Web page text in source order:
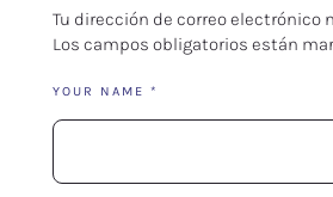
Tu dirección de correo electrónico
Los campos obligatorios están
YOUR NAME *